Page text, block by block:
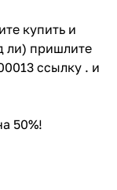
купить и
ли) пришлите
ссылку . и
50%!